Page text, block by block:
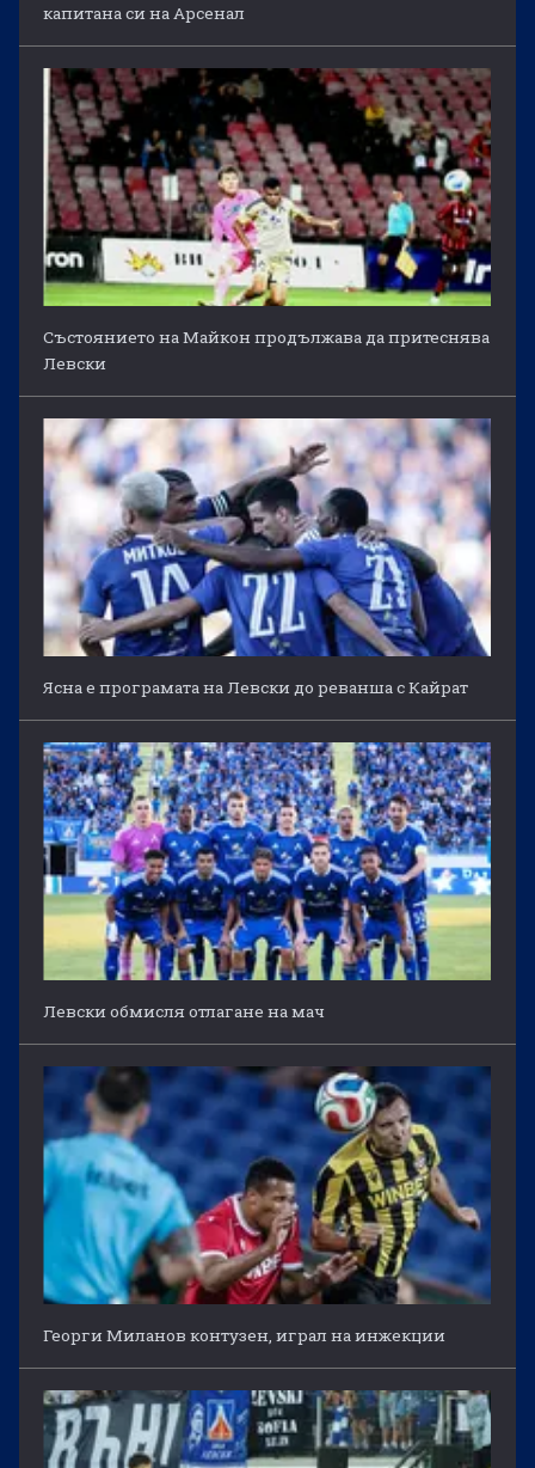
капитана си на Арсенал
Състоянието на Майкон продължава да притеснява
Левски
Ясна е програмата на Левски до реванша с Кайрат
Левски обмисля отлагане на мач
Георги Миланов контузен, играл на инжекции